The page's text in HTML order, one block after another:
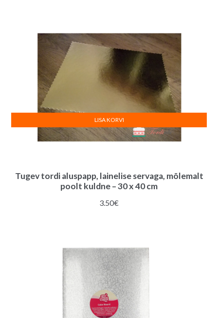
Tugev tordi aluspapp, lainelise servaga, mõlemalt
poolt kuldne – 30 x 40 cm
3.50€
LISA KORVI